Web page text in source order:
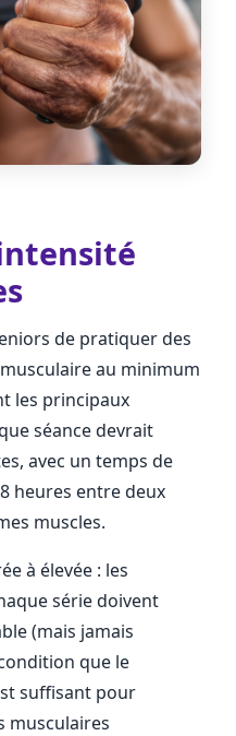
de pratiquer des
au minimum
les principaux
séance devrait
avec un temps de
heures entre deux
muscles.
à élevée : les
série doivent
(mais jamais
que le
suffisant pour
musculaires